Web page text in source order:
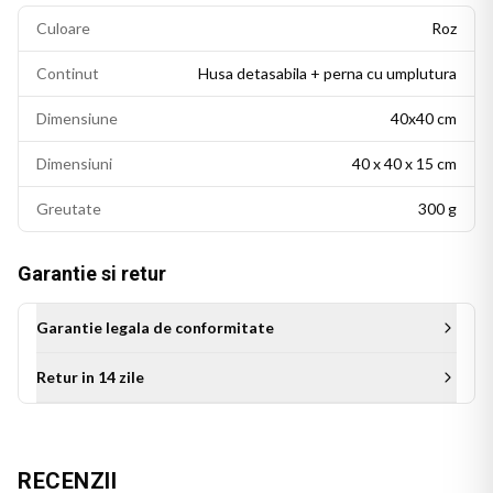
care transmite afectiune si apreciere, ce se va bucura de un
Culoare Roz
Continut Husa detasabila + perna cu umplutura
Dimensiune 40x40 cm
Dimensiuni 40 x 40 x 15 cm
Greutate 300 g
Garantie si retur
Garantie legala de conformitate
Retur in 14 zile
RECENZII